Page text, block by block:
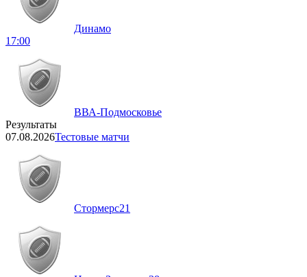
Динамо
17:00
ВВА-Подмосковье
Результаты
07.08.2026Тестовые матчи
Стормерс21